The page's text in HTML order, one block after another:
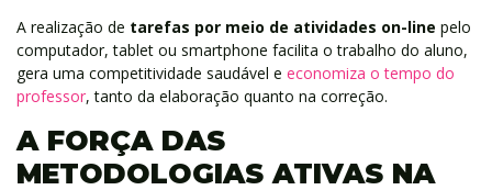
A realização de tarefas por meio de atividades on-line pelo
computador, tablet ou smartphone facilita o trabalho do aluno,
gera uma competitividade saudável e economiza o tempo do
professor, tanto da elaboração quanto na correção.
A FORÇA DAS
METODOLOGIAS ATIVAS NA